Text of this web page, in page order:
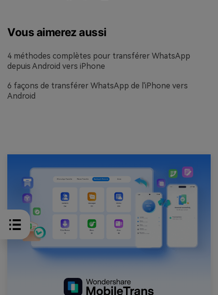
Vous aimerez aussi
4 méthodes complètes pour transférer WhatsApp
depuis Android vers iPhone
6 façons de transférer WhatsApp de l'iPhone vers
Android